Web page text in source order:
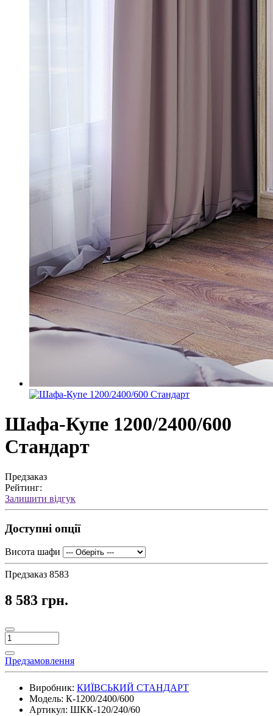
Шафа-Купе 1200/2400/600
Стандарт
Предзаказ
Рейтинг:
Залишити відгук
Доступні опції
Висота шафи
Предзаказ 8583
8 583 грн.
Предзамовлення
Виробник: КИЇВСЬКИЙ СТАНДАРТ
Модель: К-1200/2400/600
Артикул: ШКК-120/240/60